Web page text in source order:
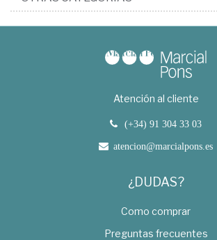
Atención al cliente
(+34) 91 304 33 03
atencion@marcialpons.es
¿DUDAS?
Como comprar
Preguntas frecuentes